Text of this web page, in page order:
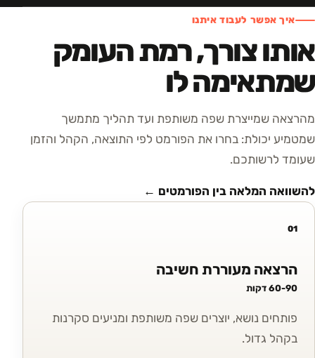
איך אפשר לעבוד איתנו
אותו צורך, רמת העומק
שמתאימה לו
מהרצאה שמייצרת שפה משותפת ועד תהליך מתמשך
שמטמיע יכולת: בחרו את הפורמט לפי התוצאה, הקהל והזמן
שעומד לרשותכם.
להשוואה המלאה בין הפורמטים ←
01
הרצאה מעוררת חשיבה
60-90 דקות
פותחים נושא, יוצרים שפה משותפת ומניעים סקרנות
בקהל גדול.